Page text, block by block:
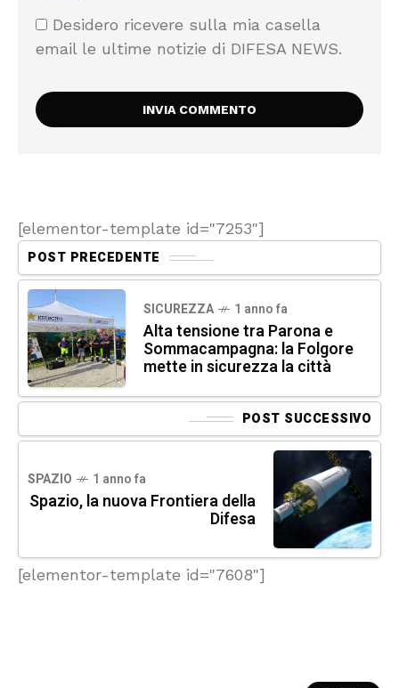
Desidero ricevere sulla mia casella
email le ultime notizie di DIFESA NEWS.
[elementor-template id="7253"]
POST PRECEDENTE
SICUREZZA 1 anno fa
Alta tensione tra Parona e
Sommacampagna: la Folgore
mette in sicurezza la città
POST SUCCESSIVO
SPAZIO 1 anno fa
Spazio, la nuova Frontiera della
Difesa
[elementor-template id="7608"]